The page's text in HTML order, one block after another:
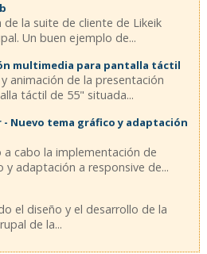
de la suite de cliente de Likeik
Un buen ejemplo de...
multimedia para pantalla táctil
animación de la presentación
táctil de 55" situada...
- Nuevo tema gráfico y adaptación
a cabo la implementación de
adaptación a responsive de...
el diseño y el desarrollo de la
de la...